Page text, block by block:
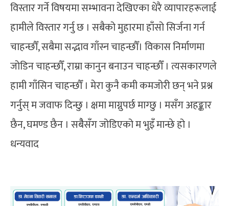
विस्तार गर्ने विषयमा सम्भावना देखिएका धेरै व्यापारहरूलाई
हामीले विस्तार गर्नु छ । सबैको मुहारमा हाँसो सिर्जना गर्न
चाहन्छौँ, सबैमा सद्भाव गाँस्न चाहन्छौँ। विकास निर्माणमा
जोडिन चाहन्छौँ, राम्रा कानुन बनाउन चाहन्छौँ । त्यसकारणले
हामी गाँसिन चाहन्छौँ । मेरा कुनै कमी कमजोरी छन् भने प्रश्न
गर्नुस् म जवाफ दिन्छु । क्षमा माग्नुपर्छ माग्छु । मसँग अहङ्कार
छैन, घमण्ड छैन । सबैैसँग जोडिएको म भुइँ मान्छे हो ।
धन्यवाद